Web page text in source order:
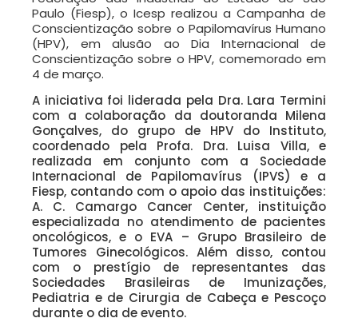
Paulo (Fiesp), o Icesp realizou a Campanha de
Conscientização sobre o Papilomavírus Humano
(HPV), em alusão ao Dia Internacional de
Conscientização sobre o HPV, comemorado em
4 de março.
A iniciativa foi liderada pela Dra. Lara Termini
com a colaboração da doutoranda Milena
Gonçalves, do grupo de HPV do Instituto,
coordenado pela Profa. Dra. Luisa Villa, e
realizada em conjunto com a Sociedade
Internacional de Papilomavírus (IPVS) e a
Fiesp, contando com o apoio das instituições:
A. C. Camargo Cancer Center, instituição
especializada no atendimento de pacientes
oncológicos, e o EVA – Grupo Brasileiro de
Tumores Ginecológicos. Além disso, contou
com o prestígio de representantes das
Sociedades Brasileiras de Imunizações,
Pediatria e de Cirurgia de Cabeça e Pescoço
durante o dia de evento.